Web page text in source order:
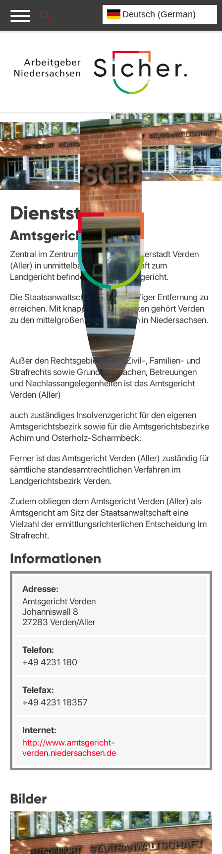
Dienststelle
Amtsgericht Verden
Zentral im Zentrum der schönen Reiterstadt Verden
(Aller) in unmittelbarer Nachbarschaft zum
Landgericht befindet sich das Amtsgericht.
Die Staatsanwaltschaft ist in fußläufiger Entfernung zu
erreichen. Mit knapp 60 Bediensteten gehört Verden
zu den mittelgroßen Amtsgerichten in Niedersachsen.
Außer den Rechtsgebieten des Zivil-, Familien- und
Strafrechts sowie Grundbuchsachen, Betreuungen
und Nachlassangelegenheiten ist das Amtsgericht
Verden (Aller)
auch zuständiges Insolvenzgericht für den eigenen
Amtsgerichtsbezirk sowie für die Amtsgerichtsbezirke
Achim und Osterholz-Scharmbeck.
Ferner ist das Amtsgericht Verden (Aller) zuständig für
sämtliche standesamtrechtlichen Verfahren im
Landgerichtsbezirk Verden.
Zudem obliegen dem Amtsgericht Verden (Aller) als
Amtsgericht am Sitz der Staatsanwaltschaft eine
Vielzahl der ermittlungsrichterlichen Entscheidung im
Strafrecht.
Informationen
Adresse:
Amtsgericht Verden
Johanniswall 8
27283 Verden/Aller
Telefon:
+49 4231 180
Telefax:
+49 4231 18357
Internet:
http://www.amtsgericht-
verden.niedersachsen.de
Bilder